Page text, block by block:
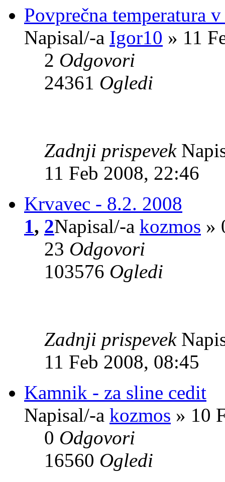
Povprečna temperatura
Napisal/-a Igor10 » 11
2 Odgovori
24361 Ogledi
Zadnji prispevek
11 Feb 2008, 22:46
Krvavec - 8.2. 2008
1, 2Napisal/-a kozmos »
23 Odgovori
103576 Ogledi
Zadnji prispevek
11 Feb 2008, 08:45
Kamnik - za sline cedit
Napisal/-a kozmos » 10
0 Odgovori
16560 Ogledi